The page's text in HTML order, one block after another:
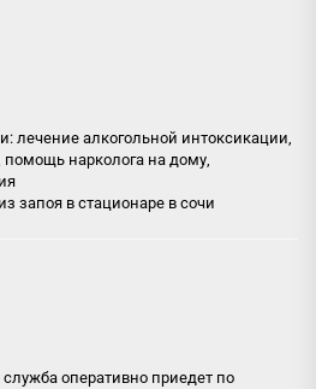
лечение алкогольной интоксикации,
нарколога на дому,
запоя в стационаре в сочи
оперативно приедет по